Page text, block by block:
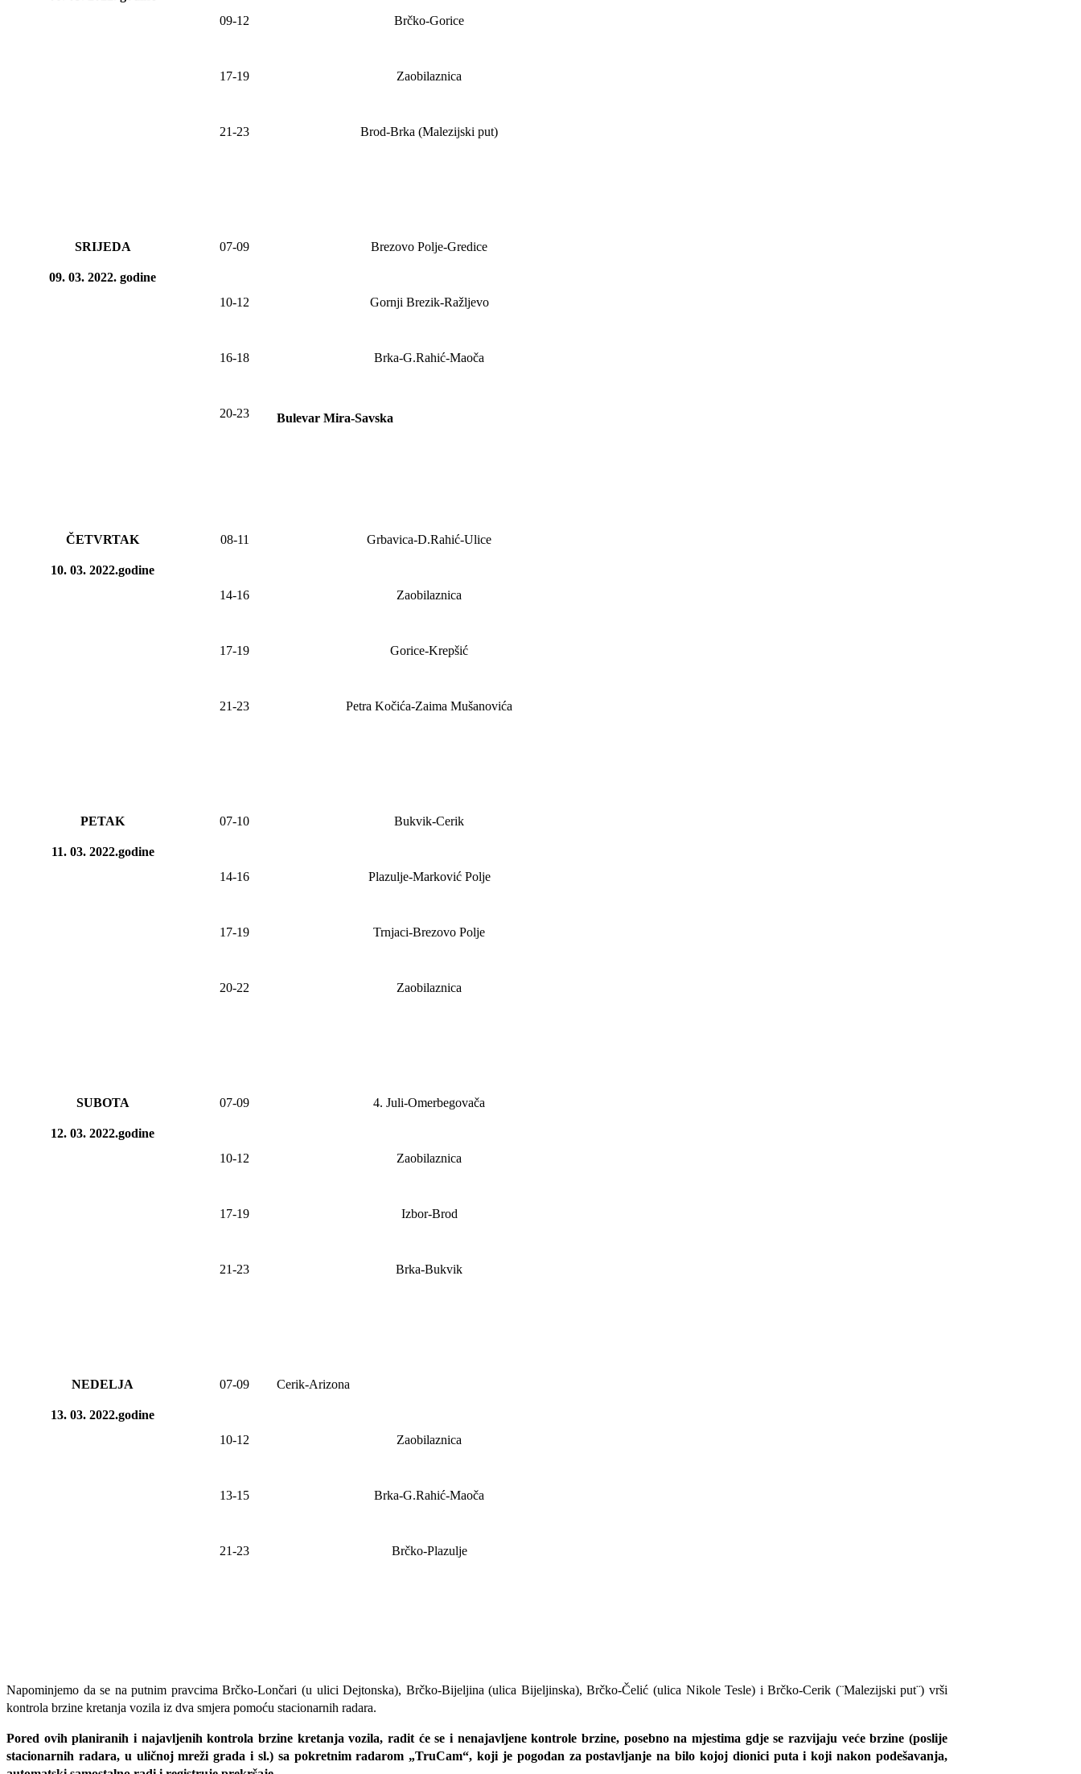
09-12 Brčko-Gorice
17-19 Zaobilaznica
21-23 Brod-Brka (Malezijski put)
SRIJEDA
09. 03. 2022. godine
07-09 Brezovo Polje-Gredice
10-12 Gornji Brezik-Ražljevo
16-18 Brka-G.Rahić-Maoča
20-23 Bulevar Mira-Savska
ČETVRTAK
10. 03. 2022.godine
08-11 Grbavica-D.Rahić-Ulice
14-16 Zaobilaznica
17-19 Gorice-Krepšić
21-23 Petra Kočića-Zaima Mušanovića
PETAK
11. 03. 2022.godine
07-10 Bukvik-Cerik
14-16 Plazulje-Marković Polje
17-19 Trnjaci-Brezovo Polje
20-22 Zaobilaznica
SUBOTA
12. 03. 2022.godine
07-09 4. Juli-Omerbegovača
10-12 Zaobilaznica
17-19 Izbor-Brod
21-23 Brka-Bukvik
NEDELJA
13. 03. 2022.godine
07-09 Cerik-Arizona
10-12 Zaobilaznica
13-1 5 Brka-G.Rahić-Maoča
21-23 Brčko-Plazulje
Napominjemo da se na putnim pravcima Brčko-Lončari (u ulici Dejtonska), Brčko-Bijeljina (ulica Bijeljinska), Brčko-Čelić (ulica Nikole Tesle) i Brčko-Cerik (¨Malezijski put¨) vrši
kontrola brzine kretanja vozila iz dva smjera pomoću stacionarnih radara.
Pored ovih planiranih i najavljenih kontrola brzine kretanja vozila, radit će se i nenajavljene kontrole brzine, posebno na mjestima gdje se razvijaju veće brzine (poslije
stacionarnih radara, u uličnoj mreži grada i sl.) sa pokretnim radarom „TruCam“, koji je pogodan za postavljanje na bilo kojoj dionici puta i koji nakon podešavanja,